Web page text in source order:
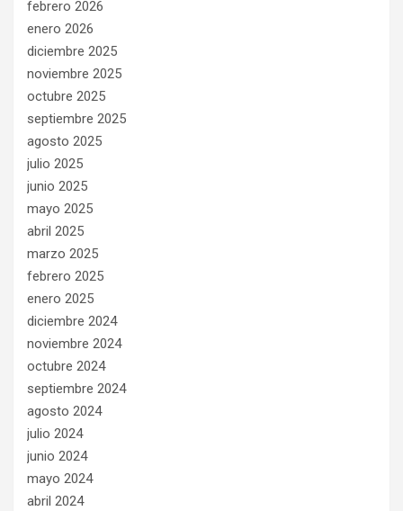
febrero 2026
enero 2026
diciembre 2025
noviembre 2025
octubre 2025
septiembre 2025
agosto 2025
julio 2025
junio 2025
mayo 2025
abril 2025
marzo 2025
febrero 2025
enero 2025
diciembre 2024
noviembre 2024
octubre 2024
septiembre 2024
agosto 2024
julio 2024
junio 2024
mayo 2024
abril 2024